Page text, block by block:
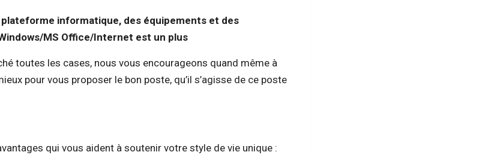
informatique, des équipements et des
MS Office/Internet est un plus
toutes les cases, nous vous encourageons quand même à
pour vous proposer le bon poste, qu’il s’agisse de ce poste
qui vous aident à soutenir votre style de vie unique :